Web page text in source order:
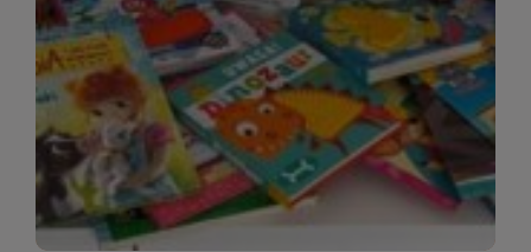
do częstych odwiedzin – nowości pojawiają się
niemal każdego tygodnia! Dzięki tej zakładce
zawsze będziesz wiedzieć, co warto przeczytać
jako pierwsze.
WIĘCEJ